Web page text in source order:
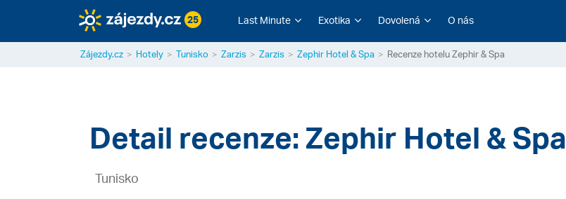
25 Last Minute Exotika Dovolená O nás
Zájezdy.cz Hotely Tunisko Zarzis Zarzis Zephir Hotel & Spa Recenze hotelu Zephir & Spa
Detail recenze: Zephir Hotel & Spa
Tunisko